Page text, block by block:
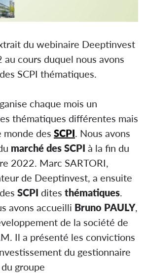
du webinaire Deeptinvest
cours duquel nous avons
SCPI thématiques.
chaque mois un
thématiques différentes mais
monde des SCPI. Nous avons
marché des SCPI à la fin du
2022. Marc SARTORI,
de Deeptinvest, a ensuite
SCPI dites thématiques.
avons accueilli Bruno PAULY,
de la société de
Il a présenté les convictions
du gestionnaire
groupe